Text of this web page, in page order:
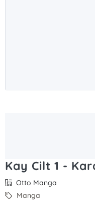
Kay Cilt 1 -
Otto Manga
Manga